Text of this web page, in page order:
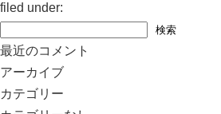
filed under:
索:
検索
最近のコメント
アーカイブ
カテゴリー